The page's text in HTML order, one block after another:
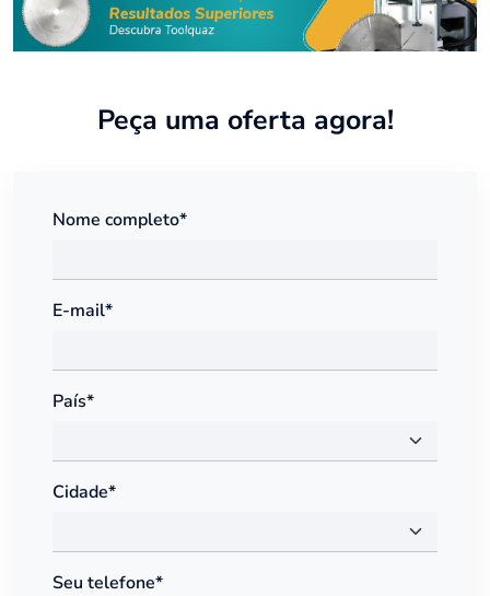
Peça uma oferta agora!
Nome completo*
E-mail*
País*
Cidade*
Seu telefone*